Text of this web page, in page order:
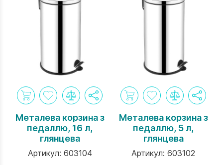
Металева корзина з
педаллю, 16 л,
глянцева
Артикул: 603104
Металева корзина з
педаллю, 5 л,
глянцева
Артикул: 603102